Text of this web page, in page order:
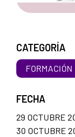
CATEGORÍA
FORMACIÓN
FECHA
29 OCTUBRE
30 OCTUBRE